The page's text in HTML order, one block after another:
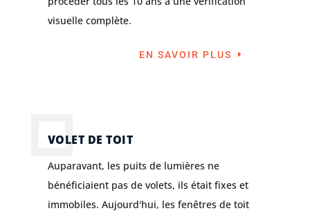
visuelle complète.
EN SAVOIR PLUS
VOLET DE TOIT
Auparavant, les puits de lumières ne
bénéficiaient pas de volets, ils était fixes et
immobiles. Aujourd'hui, les fenêtres de toit